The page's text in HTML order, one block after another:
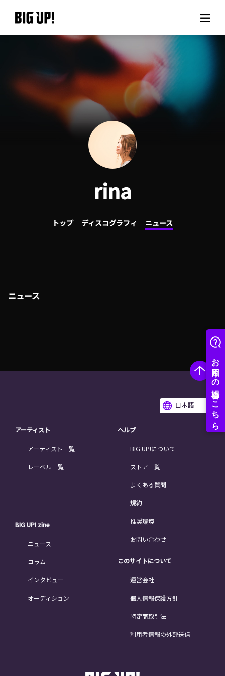
BIG UP!について
ニュース
料金プラン
サポート
ご利用の流れ
よくある質問
rina
トップ ディスコグラフィ ニュース
ニュース
日本語
アーティスト
アーティスト一覧
レーベル一覧
BIG UP! zine
ニュース
コラム
インタビュー
オーディション
ヘルプ
BIG UP!について
ストア一覧
よくある質問
規約
推奨環境
お問い合わせ
このサイトについて
運営会社
個人情報保護方針
特定商取引法
利用者情報の外部送信